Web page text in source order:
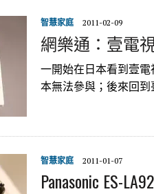
智慧家庭 2011-02-09
網樂通：壹電
一開始在日本看到壹
本無法參與；後來回
智慧家庭 2011-01-07
Panasonic ES-